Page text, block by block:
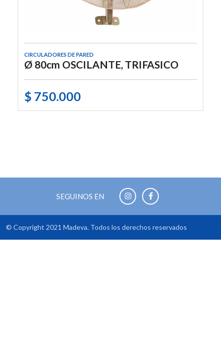
CIRCULADORES DE PARED
Ø 80cm OSCILANTE, TRIFASICO
$ 750.000
SEGUINOS EN
© Copyright 2021 Madeva. Todos los derechos reservados